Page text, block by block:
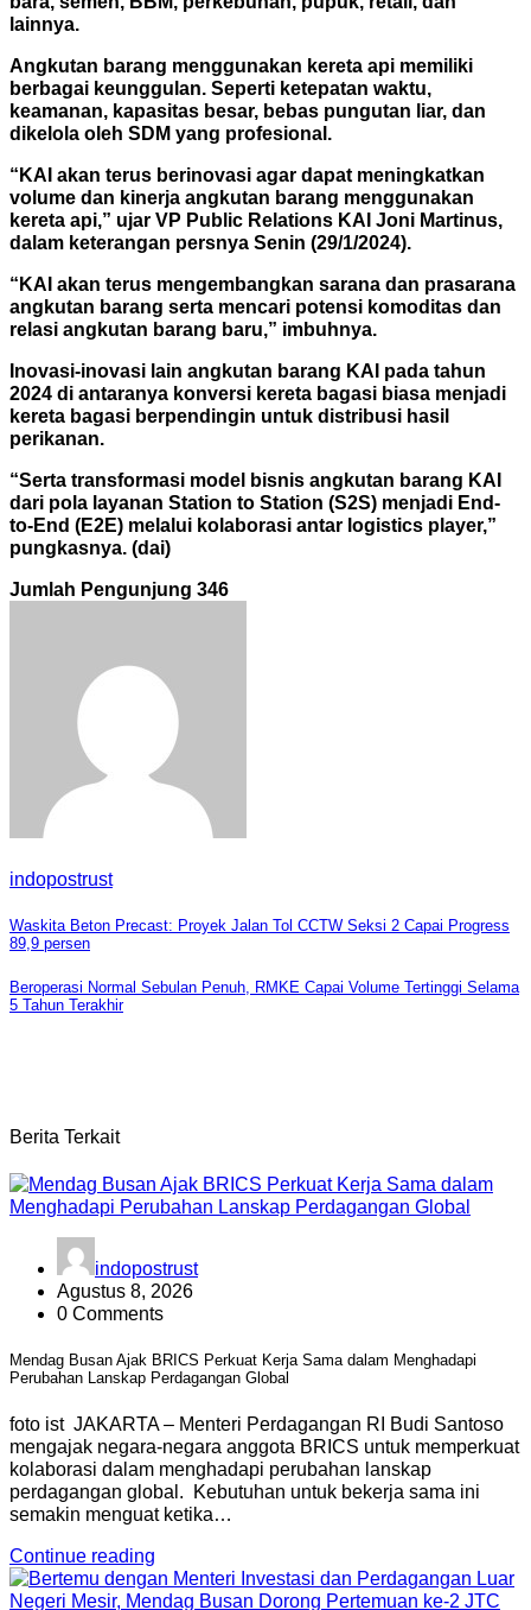
lainnya.
Angkutan barang menggunakan kereta api memiliki
berbagai keunggulan. Seperti ketepatan waktu,
keamanan, kapasitas besar, bebas pungutan liar, dan
dikelola oleh SDM yang profesional.
“KAI akan terus berinovasi agar dapat meningkatkan
volume dan kinerja angkutan barang menggunakan
kereta api,” ujar VP Public Relations KAI Joni Martinus,
dalam keterangan persnya Senin (29/1/2024).
“KAI akan terus mengembangkan sarana dan prasarana
angkutan barang serta mencari potensi komoditas dan
relasi angkutan barang baru,” imbuhnya.
Inovasi-inovasi lain angkutan barang KAI pada tahun
2024 di antaranya konversi kereta bagasi biasa menjadi
kereta bagasi berpendingin untuk distribusi hasil
perikanan.
“Serta transformasi model bisnis angkutan barang KAI
dari pola layanan Station to Station (S2S) menjadi End-
to-End (E2E) melalui kolaborasi antar logistics player,”
pungkasnya. (dai)
Jumlah Pengunjung 346
indopostrust
Navigasi
Waskita Beton Precast: Proyek Jalan Tol CCTW Seksi 2 Capai Progress
89,9 persen
Beroperasi Normal Sebulan Penuh, RMKE Capai Volume Tertinggi Selama
5 Tahun Terakhir
Berita Terkait
indopostrust
Agustus 8, 2026
0 Comments
Mendag Busan Ajak BRICS Perkuat Kerja Sama dalam Menghadapi
Perubahan Lanskap Perdagangan Global
foto ist JAKARTA – Menteri Perdagangan RI Budi Santoso
mengajak negara-negara anggota BRICS untuk memperkuat
kolaborasi dalam menghadapi perubahan lanskap
perdagangan global. Kebutuhan untuk bekerja sama ini
semakin menguat ketika…
Continue reading